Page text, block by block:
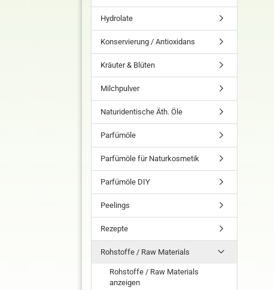
Hydrolate
Konservierung / Antioxidans
Kräuter & Blüten
Milchpulver
Naturidentische Äth. Öle
Parfümöle
Parfümöle für Naturkosmetik
Parfümöle DIY
Peelings
Rezepte
Rohstoffe / Raw Materials
Rohstoffe / Raw Materials
anzeigen